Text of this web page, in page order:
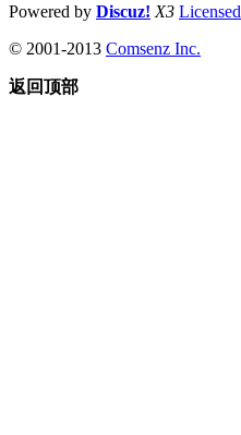
Powered by Discuz! X3 Licensed
© 2001-2013 Comsenz Inc.
返回顶部